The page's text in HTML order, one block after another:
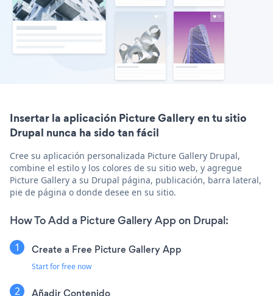
Insertar la aplicación Picture Gallery en tu sitio
Drupal nunca ha sido tan fácil
Cree su aplicación personalizada Picture Gallery Drupal,
combine el estilo y los colores de su sitio web, y agregue
Picture Gallery a su Drupal página, publicación, barra lateral,
pie de página o donde desee en su sitio.
How To Add a Picture Gallery App on Drupal:
Create a Free Picture Gallery App
Start for free now
Añadir Contenido